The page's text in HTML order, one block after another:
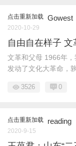
点击重新加载 Gowest
2020-10-29
自由自在样子 文
文革和父母 1966年
发动了文化大革命，孰
3526 0
点击重新加载 reading
2020-9-15